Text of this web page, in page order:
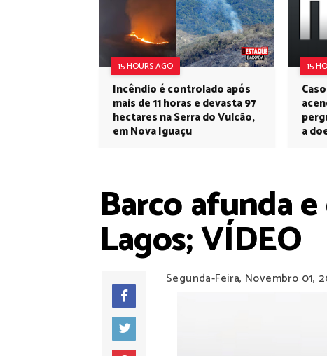
15 HOURS AGO
Incêndio é controlado após
mais de 11 horas e devasta 97
hectares na Serra do Vulcão,
em Nova Iguaçu
15
a
Barco afunda
Lagos; VÍDEO
Segunda-Feira, Novembro 01,